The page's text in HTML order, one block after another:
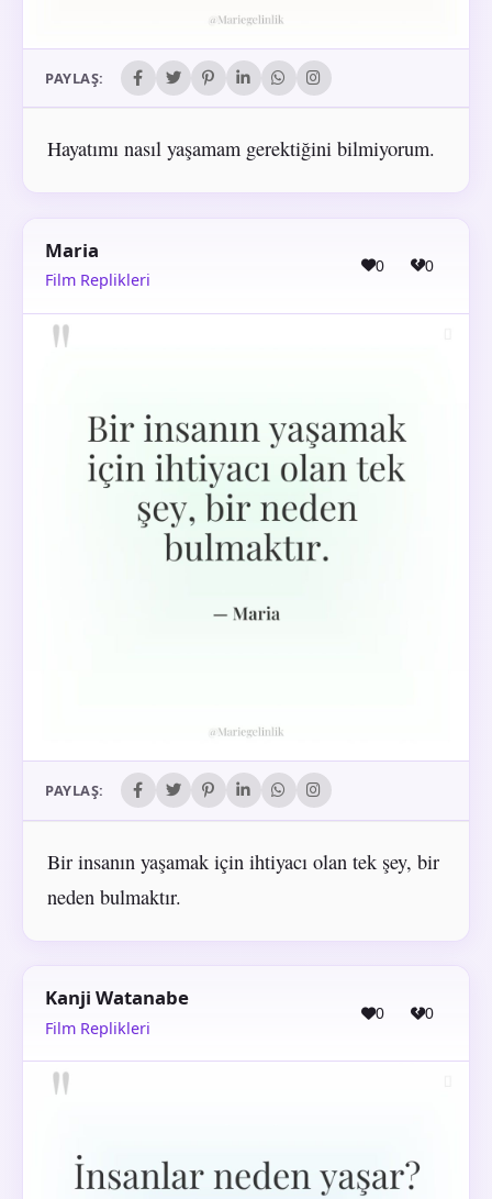
PAYLAŞ:
Hayatımı nasıl yaşamam gerektiğini bilmiyorum.
Maria
Film Replikleri
0 0
PAYLAŞ:
Bir insanın yaşamak için ihtiyacı olan tek şey, bir
neden bulmaktır.
Kanji Watanabe
Film Replikleri
0 0